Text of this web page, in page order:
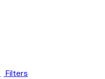
Filters